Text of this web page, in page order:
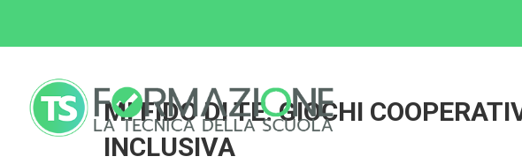
MI FIDO DI TE. GIOCHI
INCLUSIVA